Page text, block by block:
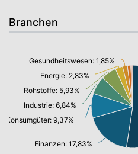
Branchen
Finanzen: 17,83%
Konsumgüter: 9,37%
Industrie: 6,84%
Rohstoffe: 5,93%
Energie: 2,83%
Gesundheitswesen: 1,85%